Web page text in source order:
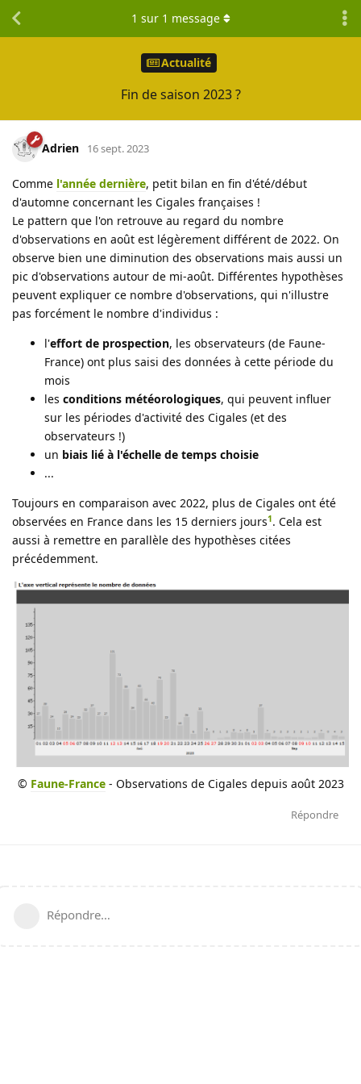
Actualité
Fin de saison 2023 ?
1 sur 1 message
Adrien 16 sept. 2023
Comme l'année dernière, petit bilan en fin d'été/début
d'automne concernant les Cigales françaises !
Le pattern que l'on retrouve au regard du nombre
d'observations en août est légèrement différent de 2022. On
observe bien une diminution des observations mais aussi un
pic d'observations autour de mi-août. Différentes hypothèses
peuvent expliquer ce nombre d'observations, qui n'illustre
pas forcément le nombre d'individus :
l'effort de prospection, les observateurs (de Faune-
France) ont plus saisi des données à cette période du
mois
les conditions météorologiques, qui peuvent influer
sur les périodes d'activité des Cigales (et des
observateurs !)
un biais lié à l'échelle de temps choisie
...
Toujours en comparaison avec 2022, plus de Cigales ont été
observées en France dans les 15 derniers jours1. Cela est
aussi à remettre en parallèle des hypothèses citées
précédemment.
© Faune-France- Observations de Cigales depuis août 2023
Répondre
Répondre…